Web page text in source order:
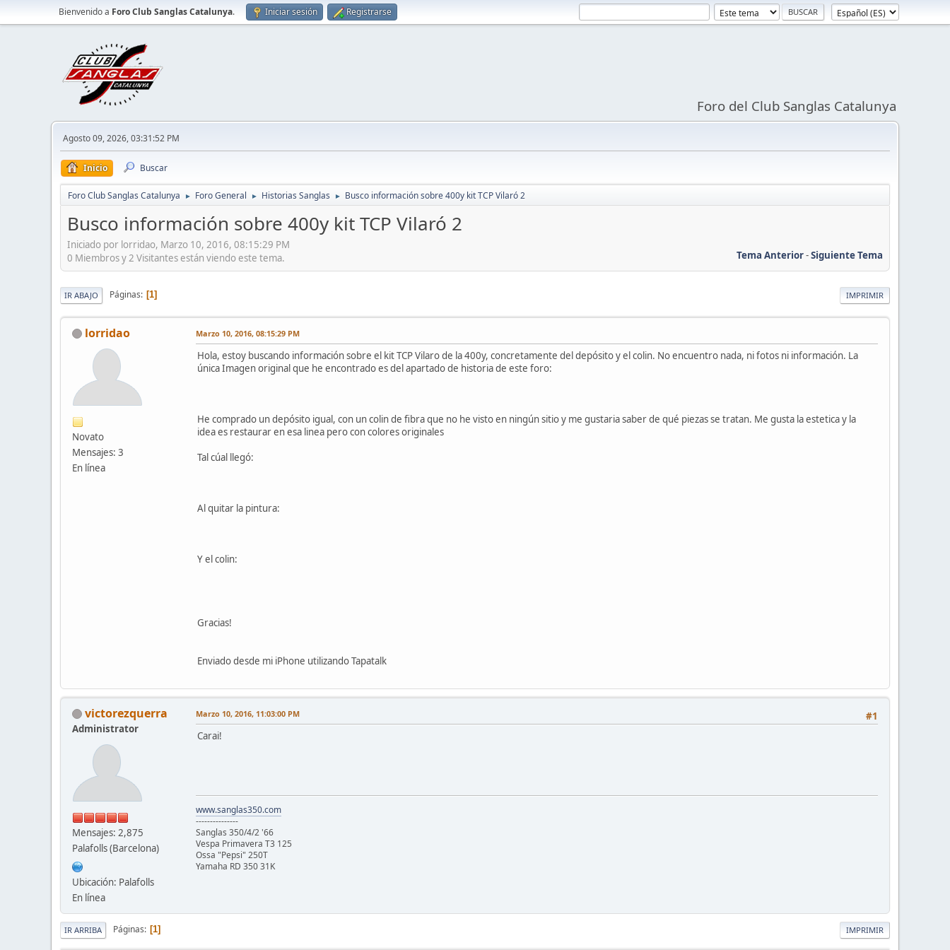
Bienvenido a Foro Club Sanglas Catalunya. Iniciar sesión Registrarse
Foro del Club Sanglas Catalunya
Agosto 09, 2026, 03:31:52 PM
Inicio Buscar
Foro Club Sanglas Catalunya ► Foro General ► Historias Sanglas ► Busco información sobre 400y kit TCP Vilaró 2
Busco información sobre 400y kit TCP Vilaró 2
Iniciado por lorridao, Marzo 10, 2016, 08:15:29 PM
Tema Anterior-Siguiente Tema
0 Miembros y 2 Visitantes están viendo este tema.
IMPRIMIR
IR ABAJO Páginas 1
lorridao
Novato
Mensajes: 3
En línea
Marzo 10, 2016, 08:15:29 PM
Hola, estoy buscando información sobre el kit TCP Vilaro de la 400y, concretamente del depósito y el colin. No encuentro nada, ni fotos ni información. La
única Imagen original que he encontrado es del apartado de historia de este foro:
He comprado un depósito igual, con un colin de fibra que no he visto en ningún sitio y me gustaria saber de qué piezas se tratan. Me gusta la estetica y la
idea es restaurar en esa linea pero con colores originales
Tal cúal llegó:
Al quitar la pintura:
Y el colin:
Gracias!
Enviado desde mi iPhone utilizando Tapatalk
victorezquerra
Administrator
Mensajes: 2,875
Palafolls (Barcelona)
Ubicación: Palafolls
En línea
#1
Marzo 10, 2016, 11:03:00 PM
Carai!
www.sanglas350.com
---------------
Sanglas 350/4/2 '66
Vespa Primavera T3 125
Ossa "Pepsi" 250T
Yamaha RD 350 31K
IMPRIMIR
IR ARRIBA Páginas 1